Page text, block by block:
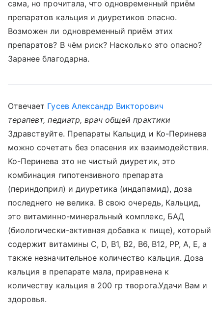
сама, но прочитала, что одновременный приём
препаратов кальция и диуретиков опасно.
Возможен ли одновременный приём этих
препаратов? В чём риск? Насколько это опасно?
Заранее благодарна.
Отвечает Гусев Александр Викторович
терапевт, педиатр, врач общей практики
Здравствуйте. Препараты Кальцид и Ко-Перинева
можно сочетать без опасения их взаимодействия.
Ко-Перинева это не чистый диуретик, это
комбинация гипотензивного препарата
(периндоприл) и диуретика (индапамид), доза
последнего не велика. В свою очередь, Кальцид,
это витаминно-минеральный комплекс, БАД
(биологически-активная добавка к пище), который
содержит витамины C, D, B1, B2, B6, B12, PP, A, E, а
также незначительное количество кальция. Доза
кальция в препарате мала, приравнена к
количеству кальция в 200 гр творога.Удачи Вам и
здоровья.